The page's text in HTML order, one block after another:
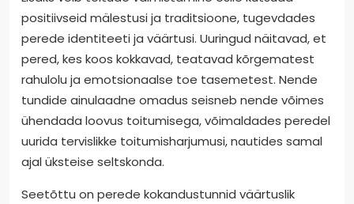
positiivseid mälestusi ja traditsioone, tugevdades
perede identiteeti ja väärtusi. Uuringud näitavad, et
pered, kes koos kokkavad, teatavad kõrgematest
rahulolu ja emotsionaalse toe tasemetest. Nende
tundide ainulaadne omadus seisneb nende võimes
ühendada loovus toitumisega, võimaldades peredel
uurida tervislikke toitumisharjumusi, nautides samal
ajal üksteise seltskonda.
Seetõttu on perede kokandustunnid väärtuslik